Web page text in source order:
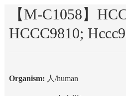
【M-C1058】
HCCC9810;
Organism: 人 /human